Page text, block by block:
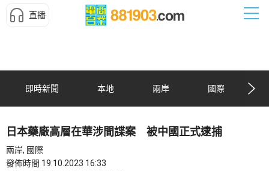
直播
即時新聞 本地 兩岸 國際
日本藥廠高層在華涉間諜案 被中國正式逮捕
兩岸, 國際
發佈時間 19.10.2023 16:33